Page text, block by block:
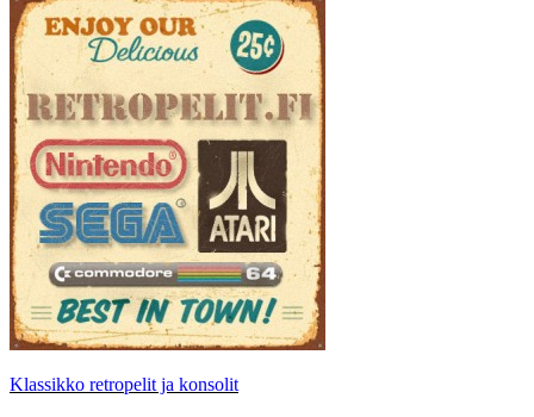
Klassikko retropelit ja konsolit